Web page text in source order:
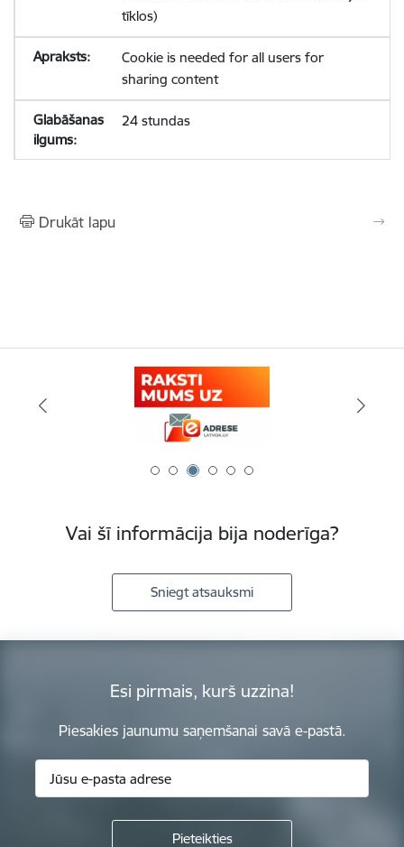
tīklos)
Cookie is needed for all users for
sharing content
24 stundas
Drukāt lapu
Vai šī informācija bija noderīga?
Sniegt atsauksmi
Esi pirmais, kurš uzzina!
Piesakies jaunumu saņemšanai savā e-pastā.